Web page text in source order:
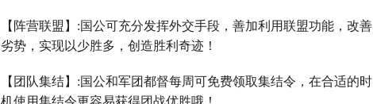
【阵营联盟】 :国公可充分发挥外交手段，善加利用联盟功能，改善
劣势，实现以少胜多，创造胜利奇迹！
【团队集结】 :国公和军团都督每周可免费领取集结令，在合适的时